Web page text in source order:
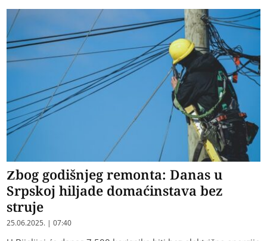
Zbog godišnjeg remonta: Danas u
Srpskoj hiljade domaćinstava bez
struje
25.06.2025. | 07:40